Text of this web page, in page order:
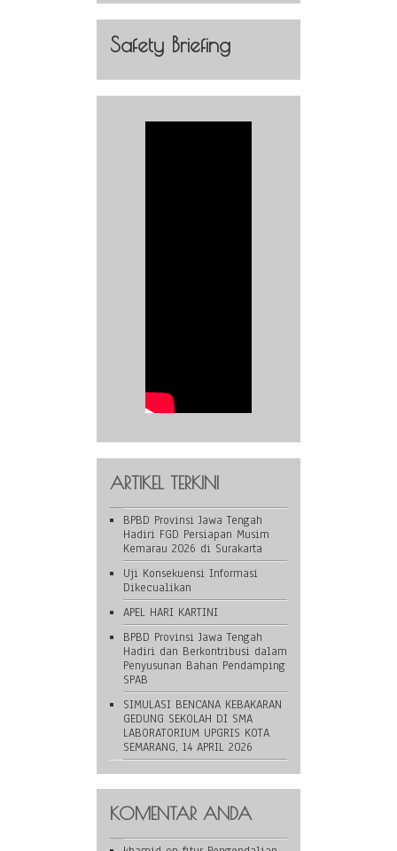
Safety Briefing
ARTIKEL TERKINI
BPBD Provinsi Jawa Tengah
Hadiri FGD Persiapan Musim
Kemarau 2026 di Surakarta
Uji Konsekuensi Informasi
Dikecualikan
APEL HARI KARTINI
BPBD Provinsi Jawa Tengah
Hadiri dan Berkontribusi dalam
Penyusunan Bahan Pendamping
SPAB
SIMULASI BENCANA KEBAKARAN
GEDUNG SEKOLAH DI SMA
LABORATORIUM UPGRIS KOTA
SEMARANG, 14 APRIL 2026
KOMENTAR ANDA